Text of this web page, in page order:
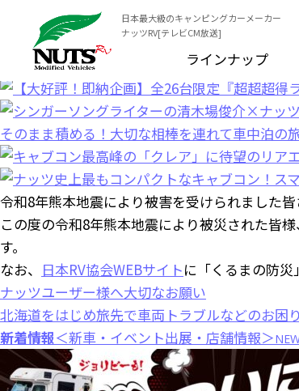
日本最大級のキャンピングカーメーカー
ナッツRV[テレビCM放送]
ラインナップ
令和8年熊本地震により被害を受けられました
この度の令和8年熊本地震により被災された皆
す。
なお、 日本RV協会WEBサイトに「くるまの防災
ナッツユーザー様へ大切なお願い
北海道をはじめ旅先で車両トラブルなどのお困
新着情報＜新車・イベント出展・店舗情報＞